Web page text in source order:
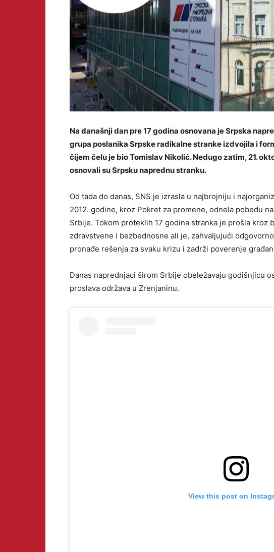
Na današnji dan pre 17 godina osnovana je Srpska
grupa poslanika Srpske radikalne stranke izdvojila i
čijem čelu je bio Tomislav Nikolić. Nedugo zatim, 21.
osnovali su Srpsku naprednu stranku.
Od tada do danas, SNS je izrasla u najbrojniju i
2012. godine, kroz Pokret za promene, odnela pobedu
Srbije. Tokom proteklih 17 godina stranka je prošla kroz
zdravstvene i bezbednosne ali je, zahvaljujući
pronađe rešenja za svaku krizu i zadrži poverenje
Danas naprednjaci širom Srbije obeležavaju godišnjicu
proslava održava u Zrenjaninu.
View this post on